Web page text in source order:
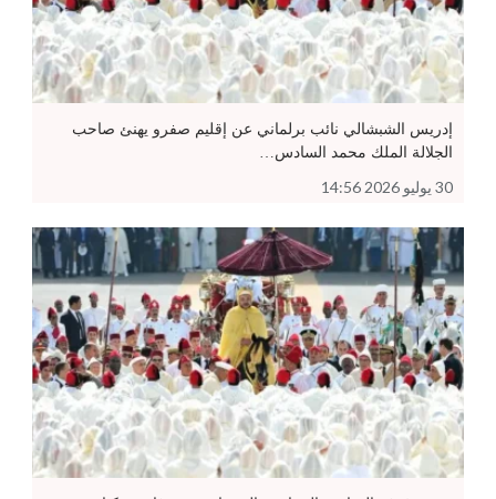
إدريس الشبشالي نائب برلماني عن إقليم صفرو يهنئ صاحب
الجلالة الملك محمد السادس…
30 يوليو 2026 14:56